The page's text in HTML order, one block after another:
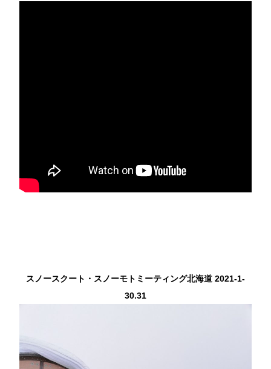
スノースクート・スノーモトミーティング北海道 2021-1-
30.31